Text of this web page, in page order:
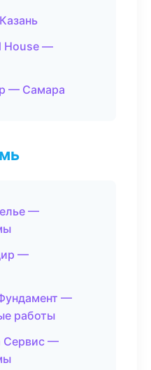
House —
— Самара
—
—
—
работы
Сервис —